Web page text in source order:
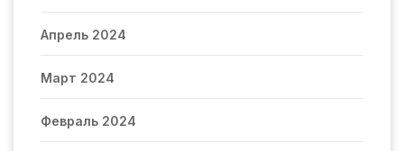
Апрель 2024
Март 2024
Февраль 2024